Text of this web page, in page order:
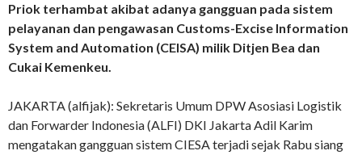
Priok terhambat akibat adanya gangguan pada sistem
pelayanan dan pengawasan Customs-Excise Information
System and Automation (CEISA) milik Ditjen Bea dan
Cukai Kemenkeu.
JAKARTA (alfijak): Sekretaris Umum DPW Asosiasi Logistik
dan Forwarder Indonesia (ALFI) DKI Jakarta Adil Karim
mengatakan gangguan sistem CIESA terjadi sejak Rabu siang